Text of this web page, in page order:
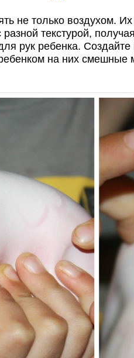
не только воздухом.
текстурой,
рук ребенка. Создайте
на них смешные